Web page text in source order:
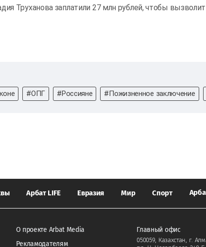
Труханова заплатили 27 млн рублей, чтобы
#ОПГ #Россияне #Пожизненное заключение
Арбат LIFE Евразия Мир Спорт
О проекте Arbat Media
Рекламодателям
Главный офис
050059, Казахстан, г.